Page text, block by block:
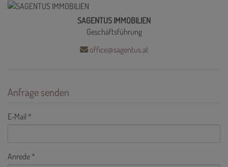
SAGENTUS IMMOBILIEN
Geschäftsführung
office@sagentus.at
Anfrage senden
E-Mail
Anrede